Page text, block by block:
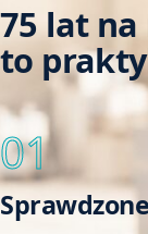
75 lat
to
01